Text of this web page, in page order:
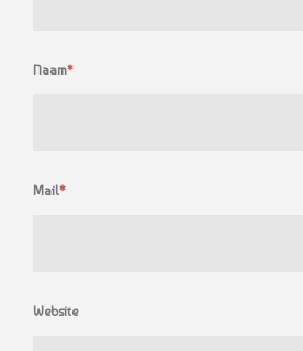
Naam*
Mail*
Website